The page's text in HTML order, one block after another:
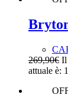
269,90€ Il
attuale è: